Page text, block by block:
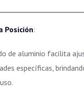
Posición:
de aluminio facilita
específicas,